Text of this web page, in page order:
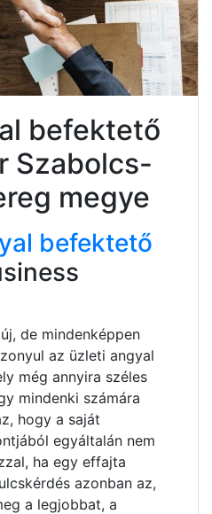
befektető
Szabolcs-
megye
befektető
de mindenképpen
az üzleti angyal
még annyira széles
mindenki számára
hogy a saját
egyáltalán nem
ha egy effajta
azonban az,
a legjobbat, a